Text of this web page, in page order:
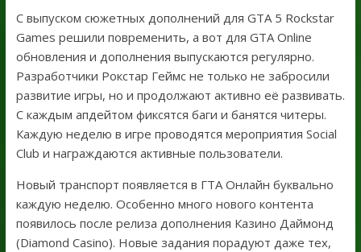
С выпуском сюжетных дополнений для GTA 5 Rockstar
Games решили повременить, а вот для GTA Online
обновления и дополнения выпускаются регулярно.
Разработчики Рокстар Геймс не только не забросили
развитие игры, но и продолжают активно её развивать.
С каждым апдейтом фиксятся баги и банятся читеры.
Каждую неделю в игре проводятся мероприятия Social
Club и награждаются активные пользователи.
Новый транспорт появляется в ГТА Онлайн буквально
каждую неделю. Особенно много нового контента
появилось после релиза дополнения Казино Даймонд
(Diamond Casino). Новые задания порадуют даже тех,